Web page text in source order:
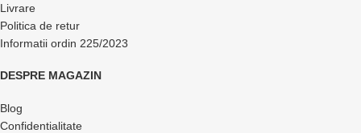
Livrare
Politica de retur
Informatii ordin 225/2023
DESPRE MAGAZIN
Blog
Confidentialitate